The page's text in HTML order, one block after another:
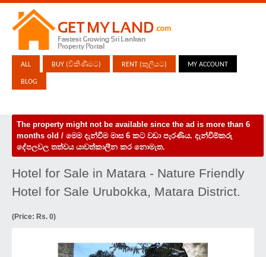
ALL BUY (විකිණීමට) RENT (කුලියට) MY ACCOUNT
BLOG
The property might not be available since the ad is more than 6
months old / මෙම දැන්වීම මාස 6 කට වඩා පැරණිය. දැන්වීම්කරු
දේපලවල තත්වය යාවත්කාලීන කර නොමැත.
Hotel for Sale in Matara - Nature Friendly
Hotel for Sale Urubokka, Matara District.
(Price: Rs. 0)